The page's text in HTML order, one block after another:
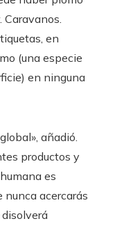
Caravanos.
en
(una especie
en ninguna
añadió.
productos y
es
acercarás